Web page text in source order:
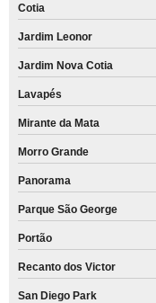
Cotia
Jardim Leonor
Jardim Nova Cotia
Lavapés
Mirante da Mata
Morro Grande
Panorama
Parque São George
Portão
Recanto dos Victor
San Diego Park